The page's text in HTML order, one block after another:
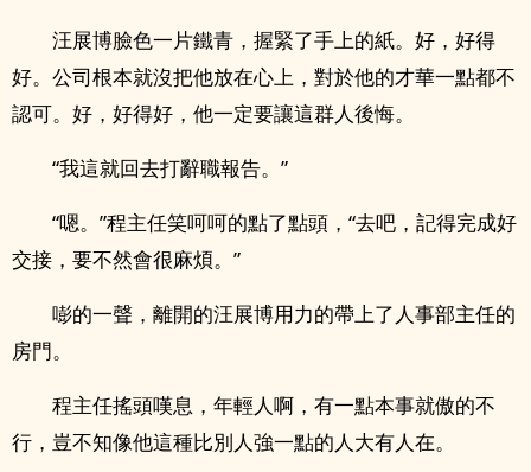
汪展博臉色一片鐵青，握緊了手上的紙。好，好得
好。公司根本就沒把他放在心上，對於他的才華一點都不
認可。好，好得好，他一定要讓這群人後悔。
“我這就回去打辭職報告。”
“嗯。”程主任笑呵呵的點了點頭，“去吧，記得完成好
交接，要不然會很麻煩。”
嘭的一聲，離開的汪展博用力的帶上了人事部主任的
房門。
程主任搖頭嘆息，年輕人啊，有一點本事就傲的不
行，豈不知像他這種比別人強一點的人大有人在。